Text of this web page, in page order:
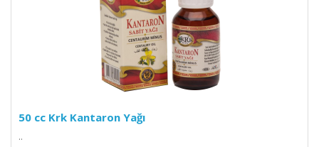
50 cc Krk Kantaron Yağı
..